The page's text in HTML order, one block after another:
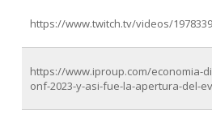
https://www.twitch.tv/videos/
https://www.iproup.com/economia-
onf-2023-y-asi-fue-la-apertura-del-